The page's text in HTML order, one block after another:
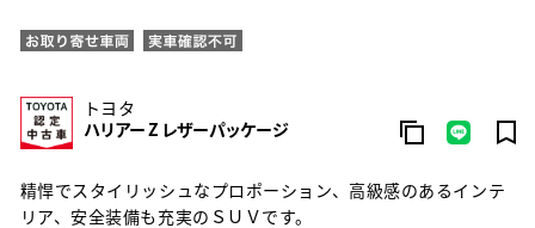
トヨタ
ハリアー Z レザーパッケージ
精悍でスタイリッシュなプロポーション、高級感のあるインテ
リア、安全装備も充実のＳＵＶです。